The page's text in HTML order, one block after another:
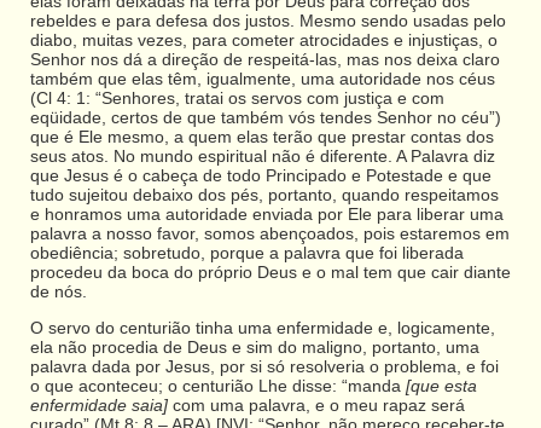
rebeldes e para defesa dos justos. Mesmo sendo usadas pelo
diabo, muitas vezes, para cometer atrocidades e injustiças, o
Senhor nos dá a direção de respeitá-las, mas nos deixa claro
também que elas têm, igualmente, uma autoridade nos céus
(Cl 4: 1: “Senhores, tratai os servos com justiça e com
eqüidade, certos de que também vós tendes Senhor no céu”)
que é Ele mesmo, a quem elas terão que prestar contas dos
seus atos. No mundo espiritual não é diferente. A Palavra diz
que Jesus é o cabeça de todo Principado e Potestade e que
tudo sujeitou debaixo dos pés, portanto, quando respeitamos
e honramos uma autoridade enviada por Ele para liberar uma
palavra a nosso favor, somos abençoados, pois estaremos em
obediência; sobretudo, porque a palavra que foi liberada
procedeu da boca do próprio Deus e o mal tem que cair diante
de nós.
O servo do centurião tinha uma enfermidade e, logicamente,
ela não procedia de Deus e sim do maligno, portanto, uma
palavra dada por Jesus, por si só resolveria o problema, e foi
o que aconteceu; o centurião Lhe disse: “manda [que esta
enfermidade saia] com uma palavra, e o meu rapaz será
curado” (Mt 8: 8 – ARA) [NVI: “Senhor, não mereço receber-te